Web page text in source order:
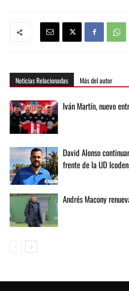
Noticias Relacionadas Más del autor
Iván Martín, nuevo
David Alonso
frente de la UD
Andrés Macony